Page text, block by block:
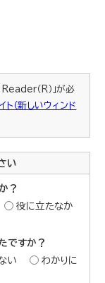
（R）」が必
（新しいウィンド
い
？
役に立たなか
ですか？
い
わかりに